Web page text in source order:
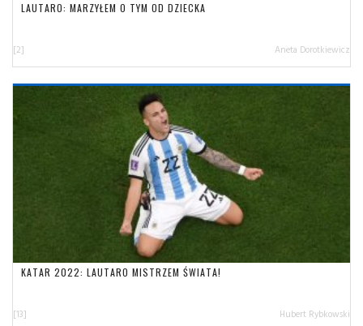
LAUTARO: MARZYŁEM O TYM OD DZIECKA
[2] Aneta Dorotkiewicz
KATAR 2022: LAUTARO MISTRZEM ŚWIATA!
[13] Hubert Rybkowski